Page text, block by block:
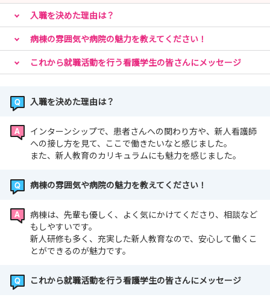
入職を決めた理由は？
病棟の雰囲気や病院の魅力を教えてください！
これから就職活動を行う看護学生の皆さんにメッセージ
入職を決めた理由は？
インターンシップで、患者さんへの関わり方や、新人看護師
への接し方を見て、ここで働きたいなと感じました。
また、新人教育のカリキュラムにも魅力を感じました。
病棟の雰囲気や病院の魅力を教えてください！
病棟は、先輩も優しく、よく気にかけてくださり、相談など
もしやすいです。
新人研修も多く、充実した新人教育なので、安心して働くこ
とができるのが魅力です。
これから就職活動を行う看護学生の皆さんにメッセージ